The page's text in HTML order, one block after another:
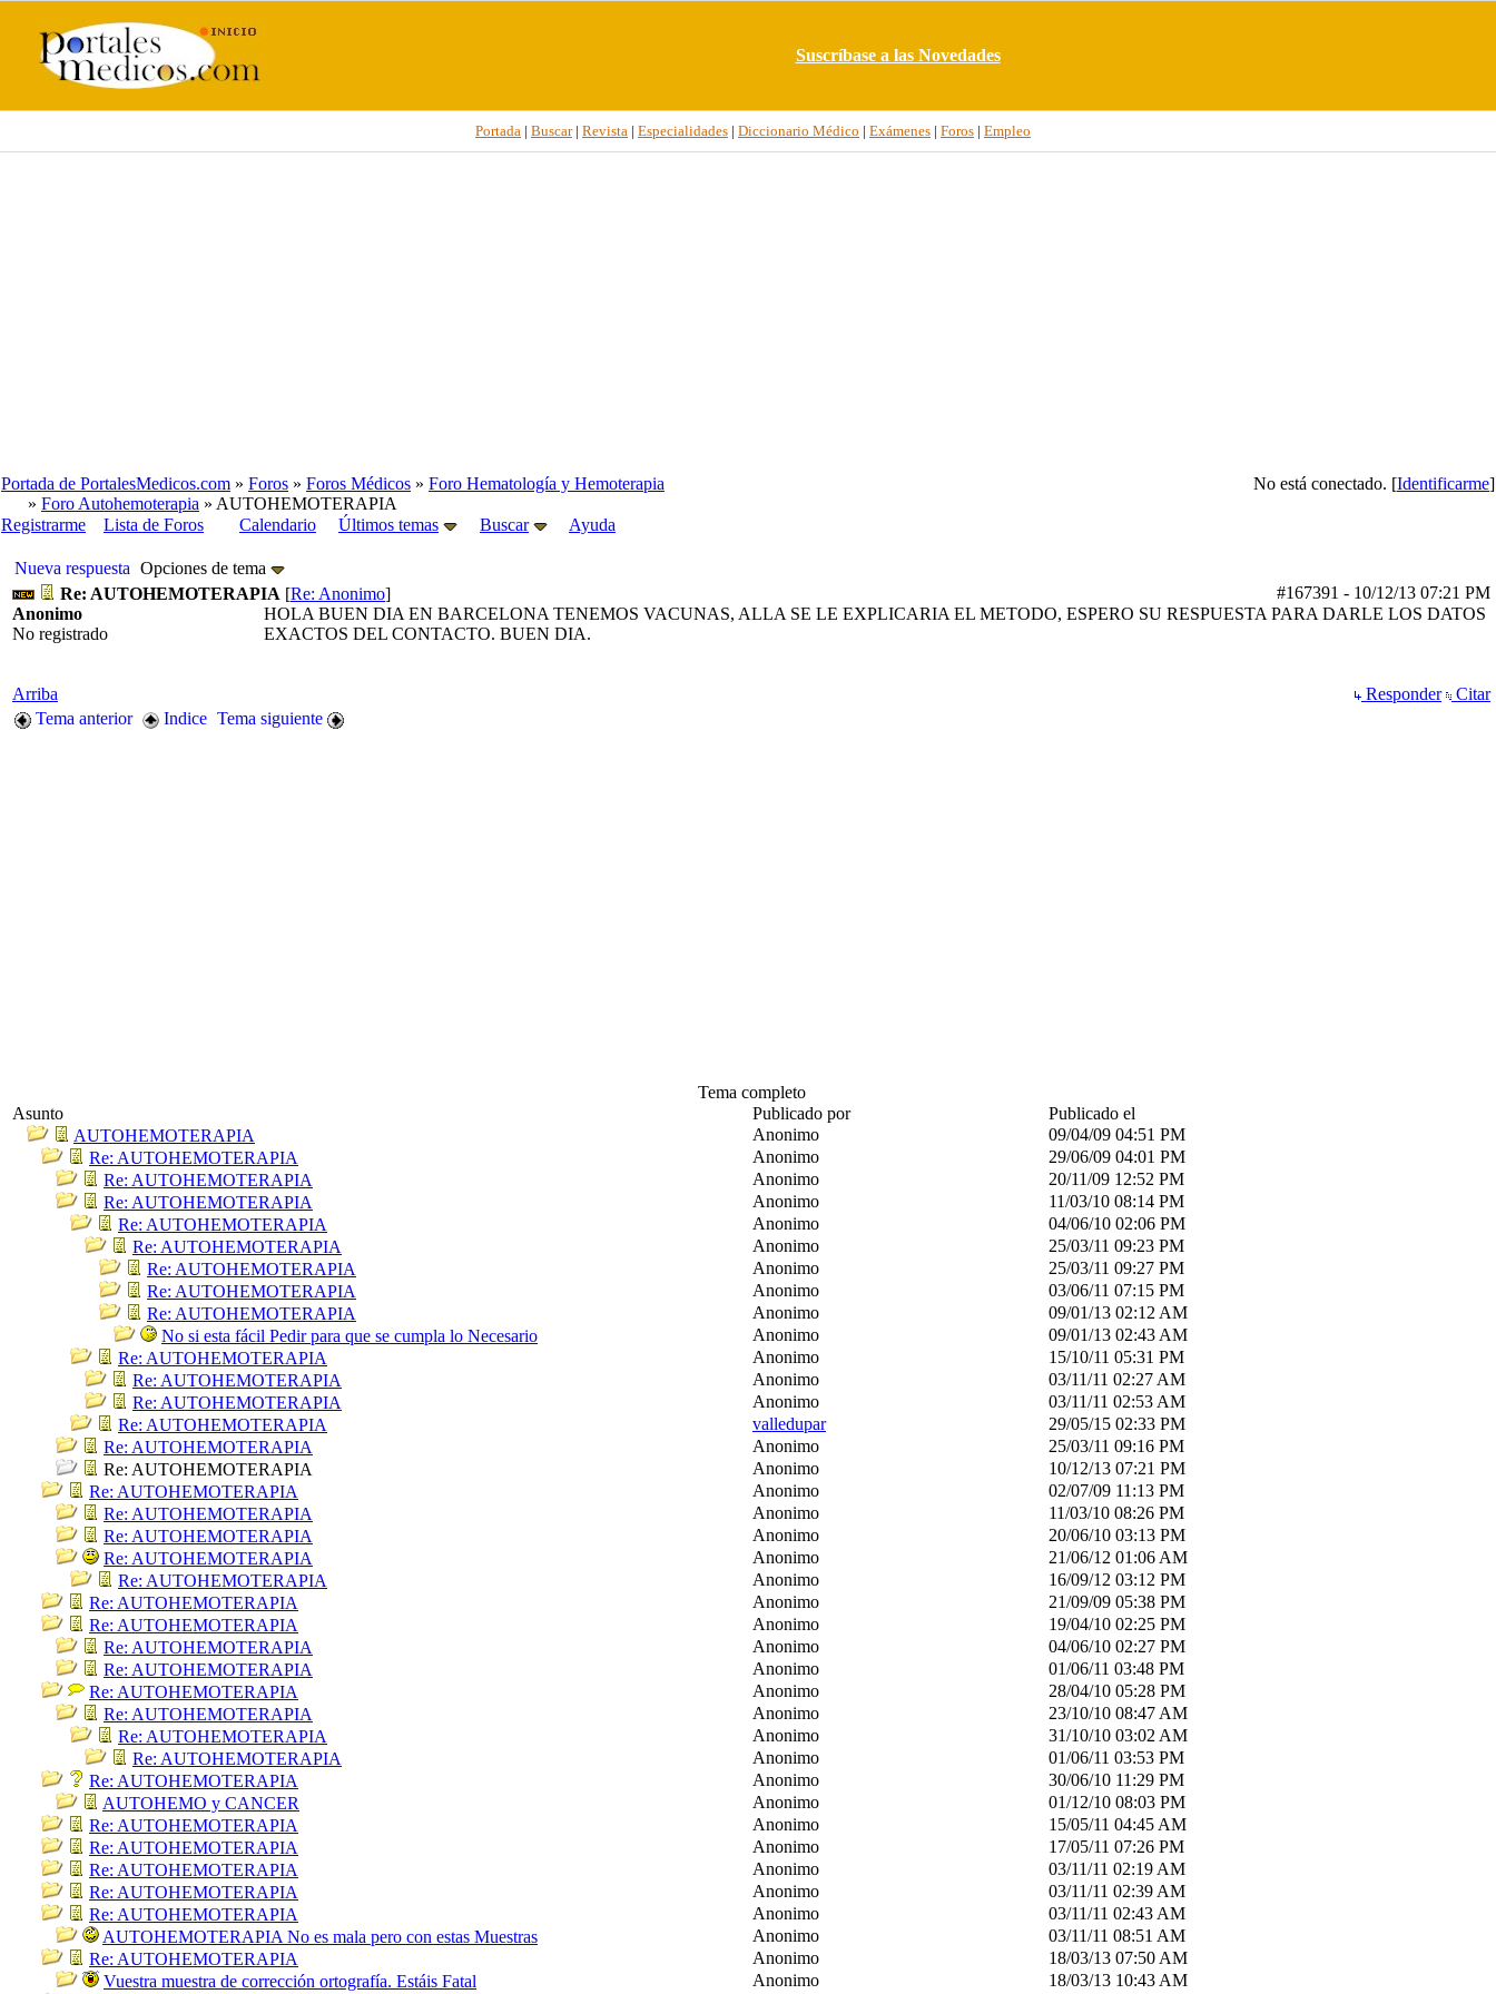
Suscríbase a las Novedades
Portada | Buscar| Revista | Especialidades | Diccionario Médico | Exámenes | Foros | Empleo
No está conectado. [Identificarme]
Portada de PortalesMedicos.com » Foros » Foros Médicos » Foro Hematología y Hemoterapia
» Foro Autohemoterapia » AUTOHEMOTERAPIA
Registrarme
Lista de Foros Calendario Últimos temas Buscar Ayuda
Nueva respuesta Opciones de tema
#167391 - 10/12/13 07:21 PM
Re: AUTOHEMOTERAPIA [Re: Anonimo]
Anonimo
No registrado
HOLA BUEN DIA EN BARCELONA TENEMOS VACUNAS, ALLA SE LE EXPLICARIA EL METODO, ESPERO SU RESPUESTA PARA DARLE LOS DATOS
EXACTOS DEL CONTACTO. BUEN DIA.
Arriba Responder
Citar
Tema anterior
Indice Tema siguiente
Tema completo
Asunto
Publicado por
Publicado el
AUTOHEMOTERAPIA
Anonimo 09/04/09 04:51 PM
Re: AUTOHEMOTERAPIA
Anonimo 29/06/09 04:01 PM
Re: AUTOHEMOTERAPIA
Anonimo 20/11/09 12:52 PM
Re: AUTOHEMOTERAPIA
Anonimo 11/03/10 08:14 PM
Re: AUTOHEMOTERAPIA
Anonimo 04/06/10 02:06 PM
Re: AUTOHEMOTERAPIA
Anonimo 25/03/11 09:23 PM
Re: AUTOHEMOTERAPIA
Anonimo 25/03/11 09:27 PM
Re: AUTOHEMOTERAPIA
Anonimo 03/06/11 07:15 PM
Re: AUTOHEMOTERAPIA
Anonimo 09/01/13 02:12 AM
No si esta fácil Pedir para que se cumpla lo Necesario
Anonimo 09/01/13 02:43 AM
Re: AUTOHEMOTERAPIA
Anonimo 15/10/11 05:31 PM
Re: AUTOHEMOTERAPIA
Anonimo 03/11/11 02:27 AM
Re: AUTOHEMOTERAPIA
Anonimo 03/11/11 02:53 AM
Re: AUTOHEMOTERAPIA
valledupar 29/05/15 02:33 PM
Re: AUTOHEMOTERAPIA
Anonimo 25/03/11 09:16 PM
Re: AUTOHEMOTERAPIA
Anonimo 10/12/13 07:21 PM
Re: AUTOHEMOTERAPIA
Anonimo 02/07/09 11:13 PM
Re: AUTOHEMOTERAPIA
Anonimo 11/03/10 08:26 PM
Re: AUTOHEMOTERAPIA
Anonimo 20/06/10 03:13 PM
Re: AUTOHEMOTERAPIA
Anonimo 21/06/12 01:06 AM
Re: AUTOHEMOTERAPIA
Anonimo 16/09/12 03:12 PM
Re: AUTOHEMOTERAPIA
Anonimo 21/09/09 05:38 PM
Re: AUTOHEMOTERAPIA
Anonimo 19/04/10 02:25 PM
Re: AUTOHEMOTERAPIA
Anonimo 04/06/10 02:27 PM
Re: AUTOHEMOTERAPIA
Anonimo 01/06/11 03:48 PM
Re: AUTOHEMOTERAPIA
Anonimo 28/04/10 05:28 PM
Re: AUTOHEMOTERAPIA
Anonimo 23/10/10 08:47 AM
Re: AUTOHEMOTERAPIA
Anonimo 31/10/10 03:02 AM
Re: AUTOHEMOTERAPIA
Anonimo 01/06/11 03:53 PM
Re: AUTOHEMOTERAPIA
Anonimo 30/06/10 11:29 PM
AUTOHEMO y CANCER
Anonimo 01/12/10 08:03 PM
Re: AUTOHEMOTERAPIA
Anonimo 15/05/11 04:45 AM
Re: AUTOHEMOTERAPIA
Anonimo 17/05/11 07:26 PM
Re: AUTOHEMOTERAPIA
Anonimo 03/11/11 02:19 AM
Re: AUTOHEMOTERAPIA
Anonimo 03/11/11 02:39 AM
Re: AUTOHEMOTERAPIA
Anonimo 03/11/11 02:43 AM
AUTOHEMOTERAPIA No es mala pero con estas Muestras
Anonimo 03/11/11 08:51 AM
Re: AUTOHEMOTERAPIA
Anonimo 18/03/13 07:50 AM
Vuestra muestra de corrección ortografía. Estáis Fatal
Anonimo 18/03/13 10:43 AM